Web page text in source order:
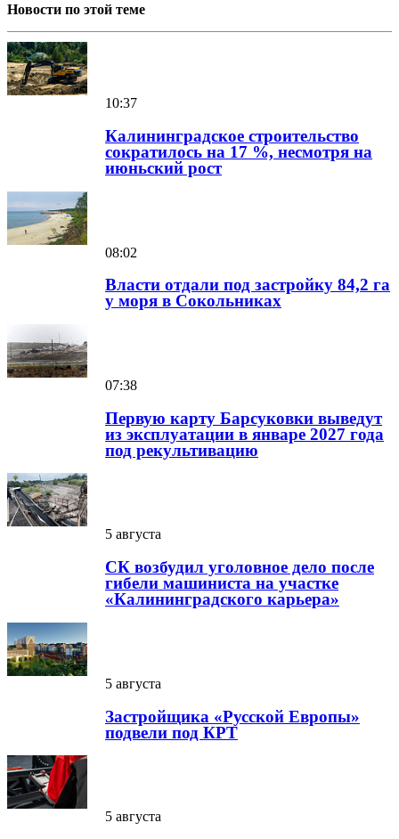
Новости по этой теме
10:37
Калининградское строительство
сократилось на 17 %, несмотря на
июньский рост
08:02
Власти отдали под застройку 84,2 га
у моря в Сокольниках
07:38
Первую карту Барсуковки выведут
из эксплуатации в январе 2027 года
под рекультивацию
5 августа
СК возбудил уголовное дело после
гибели машиниста на участке
«Калининградского карьера»
5 августа
Застройщика «Русской Европы»
подвели под КРТ
5 августа